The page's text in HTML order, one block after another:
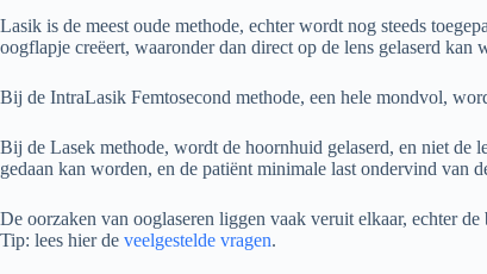
Lasik is de meest oude methode, echter wordt nog steeds
oogflapje creëert, waaronder dan direct op de lens gelaserd kan
Bij de IntraLasik Femtosecond methode, een hele mondvol,
Bij de Lasek methode, wordt de hoornhuid gelaserd, en niet de
gedaan kan worden, en de patiënt minimale last ondervind van
De oorzaken van ooglaseren liggen vaak veruit elkaar, echter
Tip: lees hier de veelgestelde vragen.